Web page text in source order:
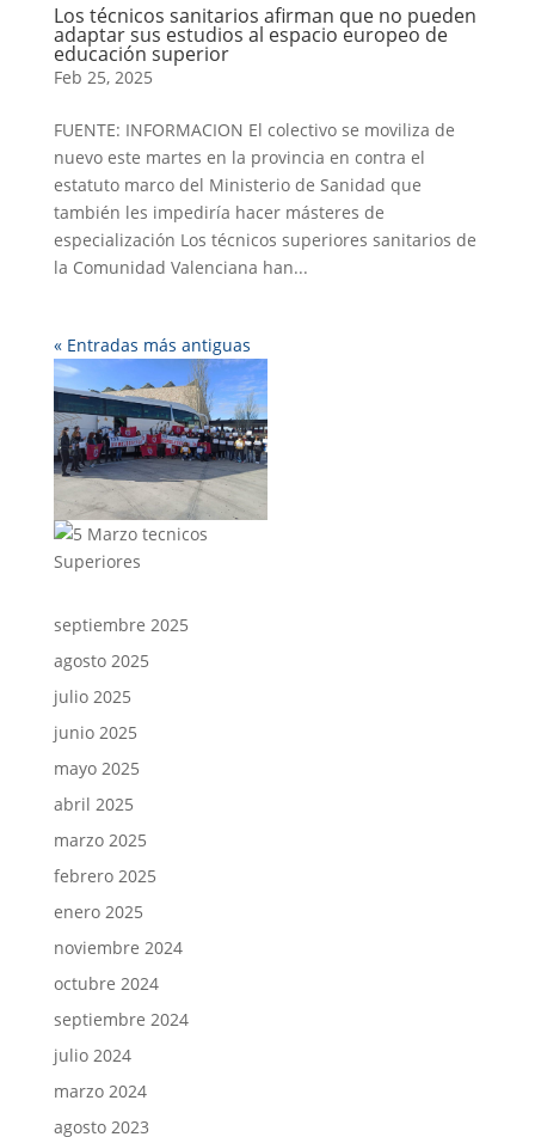
Los técnicos sanitarios afirman que no pueden
adaptar sus estudios al espacio europeo de
educación superior
Feb 25, 2025
FUENTE: INFORMACION El colectivo se moviliza de
nuevo este martes en la provincia en contra el
estatuto marco del Ministerio de Sanidad que
también les impediría hacer másteres de
especialización Los técnicos superiores sanitarios de
la Comunidad Valenciana han...
« Entradas más antiguas
septiembre 2025
agosto 2025
julio 2025
junio 2025
mayo 2025
abril 2025
marzo 2025
febrero 2025
enero 2025
noviembre 2024
octubre 2024
septiembre 2024
julio 2024
marzo 2024
agosto 2023